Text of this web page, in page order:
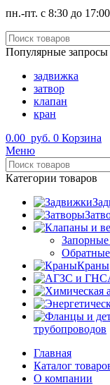
пн.-пт. с 8:30 до 17:00
Популярные запросы
задвижка
затвор
клапан
кран
0.00 руб. 0 Корзина
Меню
Категории товаров
Краны
трубопроводов
Главная
Каталог
О компании